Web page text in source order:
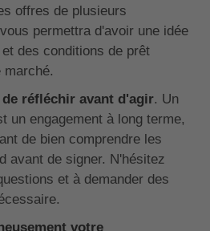
offres de plusieurs
permettra d'avoir une idée
des conditions de prêt
marché.
réfléchir avant d'agir. Un
un engagement à long terme,
de bien comprendre les
avant de signer. N'hésitez
et à demander des
votre